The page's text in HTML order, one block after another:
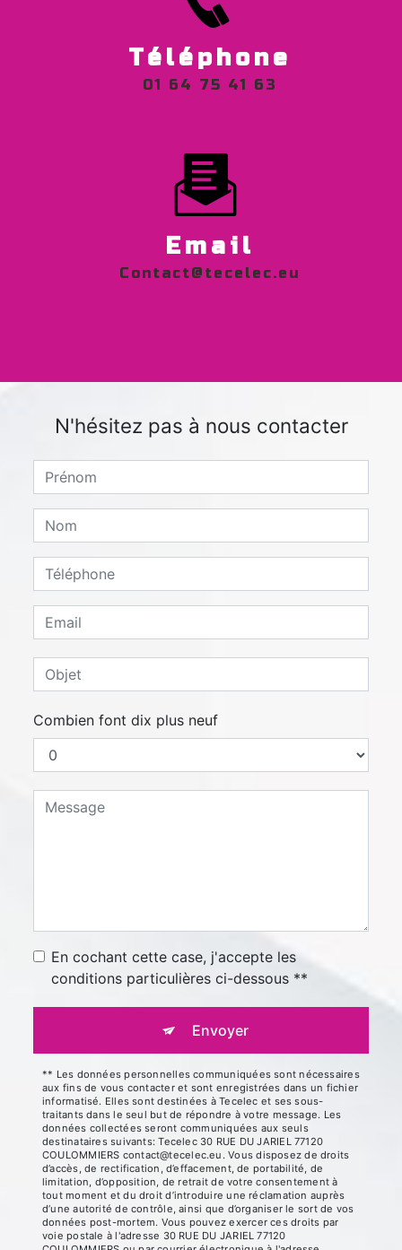
Téléphone
01 64 75 41 63
Email
contact@tecelec.eu
N'hésitez pas à nous contacter
Combien font dix plus neuf
En cochant cette case, j'accepte les
conditions particulières ci-dessous **
Envoyer
** Les données personnelles communiquées sont nécessaires
aux fins de vous contacter et sont enregistrées dans un fichier
informatisé. Elles sont destinées à Tecelec et ses sous-
traitants dans le seul but de répondre à votre message. Les
données collectées seront communiquées aux seuls
destinataires suivants: Tecelec 30 RUE DU JARIEL 77120
COULOMMIERS contact@tecelec.eu. Vous disposez de droits
d’accès, de rectification, d’effacement, de portabilité, de
limitation, d’opposition, de retrait de votre consentement à
tout moment et du droit d’introduire une réclamation auprès
d’une autorité de contrôle, ainsi que d’organiser le sort de vos
données post-mortem. Vous pouvez exercer ces droits par
voie postale à l'adresse 30 RUE DU JARIEL 77120